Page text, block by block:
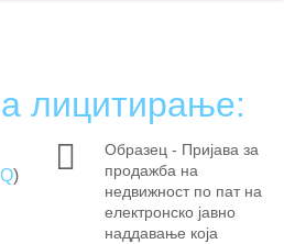
лицитирање:
)
Образец - Пријава за
продажба на
недвижност по пат на
електронско јавно
наддавање која